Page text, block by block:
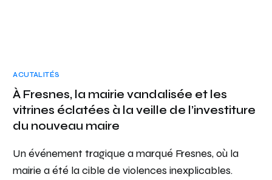
ACUTALITÉS
À Fresnes, la mairie vandalisée et les
vitrines éclatées à la veille de l’investiture
du nouveau maire
Un événement tragique a marqué Fresnes, où la
mairie a été la cible de violences inexplicables.